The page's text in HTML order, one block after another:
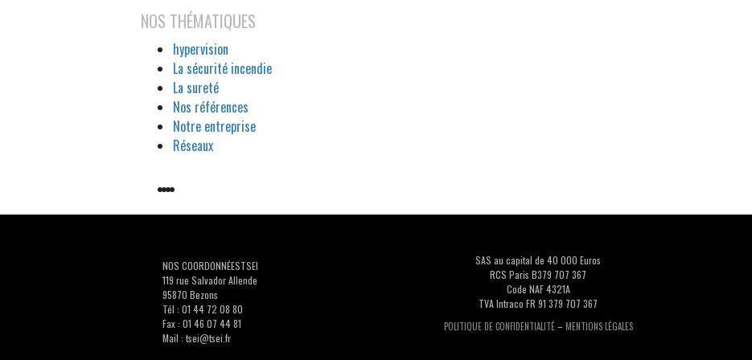
NOS THÉMATIQUES
hypervision
La sécurité incendie
La sureté
Nos références
Notre entreprise
Réseaux
NOS COORDONNÉESTSEI
119 rue Salvador Allende
95870 Bezons
Tél : 01 44 72 08 80
Fax : 01 46 07 44 81
Mail : tsei@tsei.fr
SAS au capital de 40 000 Euros
RCS Paris B379 707 367
Code NAF 4321A
TVA Intraco FR 91 379 707 367
POLITIQUE DE CONFIDENTIALITÉ– MENTIONS LÉGALES